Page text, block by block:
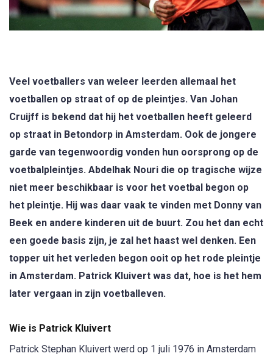
Veel voetballers van weleer leerden allemaal het
voetballen op straat of op de pleintjes. Van Johan
Cruijff is bekend dat hij het voetballen heeft geleerd
op straat in Betondorp in Amsterdam. Ook de jongere
garde van tegenwoordig vonden hun oorsprong op de
voetbalpleintjes. Abdelhak Nouri die op tragische wijze
niet meer beschikbaar is voor het voetbal begon op
het pleintje. Hij was daar vaak te vinden met Donny van
Beek en andere kinderen uit de buurt. Zou het dan echt
een goede basis zijn, je zal het haast wel denken. Een
topper uit het verleden begon ooit op het rode pleintje
in Amsterdam. Patrick Kluivert was dat, hoe is het hem
later vergaan in zijn voetballeven.
Wie is Patrick Kluivert
Patrick Stephan Kluivert werd op 1 juli 1976 in Amsterdam